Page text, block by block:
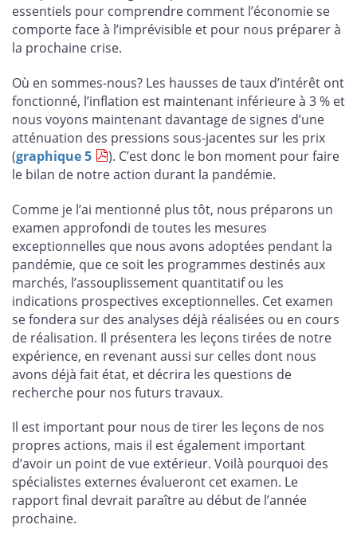
essentiels pour comprendre comment l’économie se
comporte face à l’imprévisible et pour nous préparer à
la prochaine crise.
Où en sommes-nous? Les hausses de taux d’intérêt ont
fonctionné, l’inflation est maintenant inférieure à 3 % et
nous voyons maintenant davantage de signes d’une
atténuation des pressions sous-jacentes sur les prix
(graphique 5
). C’est donc le bon moment pour faire
le bilan de notre action durant la pandémie.
Comme je l’ai mentionné plus tôt, nous préparons un
examen approfondi de toutes les mesures
exceptionnelles que nous avons adoptées pendant la
pandémie, que ce soit les programmes destinés aux
marchés, l’assouplissement quantitatif ou les
indications prospectives exceptionnelles. Cet examen
se fondera sur des analyses déjà réalisées ou en cours
de réalisation. Il présentera les leçons tirées de notre
expérience, en revenant aussi sur celles dont nous
avons déjà fait état, et décrira les questions de
recherche pour nos futurs travaux.
Il est important pour nous de tirer les leçons de nos
propres actions, mais il est également important
d’avoir un point de vue extérieur. Voilà pourquoi des
spécialistes externes évalueront cet examen. Le
rapport final devrait paraître au début de l’année
prochaine.